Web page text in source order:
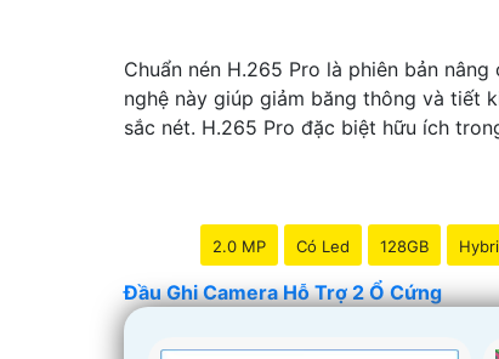
Chuẩn nén H.265 Pro là phiên bản
nghệ này giúp giảm băng thông và tiết
sắc nét. H.265 Pro đặc biệt hữu ích
2.0 MP Có Led 128GB
Đầu Ghi Camera Hỗ Trợ 2 Ổ Cứng